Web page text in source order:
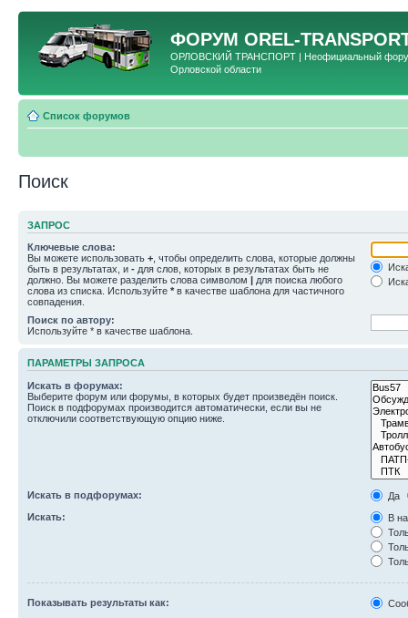
ФОРУМ OREL-
ОРЛОВСКИЙ ТРАНСПОРТ | Неофициальный форум
Орловской области
Список форумов
Поиск
ЗАПРОС
Ключевые слова:
Вы можете использовать + , чтобы определить слова, которые должны
быть в результатах, и - для слов, которых в результатах быть не
должно. Вы можете разделить слова символом | для поиска любого
слова из списка. Используйте * в качестве шаблона для частичного
совпадения.
Поиск по автору:
Используйте * в качестве шаблона.
ПАРАМЕТРЫ ЗАПРОСА
Искать в форумах:
Выберите форум или форумы, в которых будет произведён поиск.
Поиск в подфорумах производится автоматически, если вы не
отключили соответствующую опцию ниже.
Искать в подфорумах:
Да
Искать:
В
Показывать результаты как: